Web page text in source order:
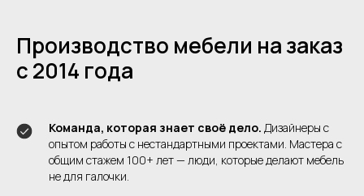
Производство мебели на заказ
с 2014 года
Команда, которая знает своё дело. Дизайнеры с
опытом работы с нестандартными проектами. Мастера с
общим стажем 100+ лет — люди, которые делают мебель
не для галочки.